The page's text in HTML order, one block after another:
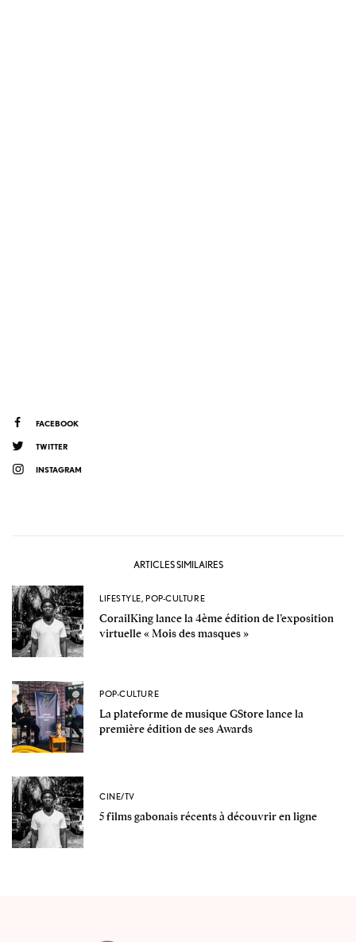
FACEBOOK
TWITTER
INSTAGRAM
ARTICLES SIMILAIRES
LIFESTYLE,POP-CULTURE
CorailKing lance la 4ème édition de l’exposition
virtuelle « Mois des masques »
POP-CULTURE
La plateforme de musique GStore lance la
première édition de ses Awards
CINE/TV
5 films gabonais récents à découvrir en ligne